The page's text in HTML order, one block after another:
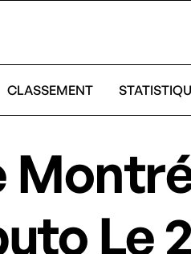
CLASSEMENT
Le